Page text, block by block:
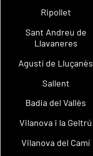
Ripollet
Sant Andreu de
Llavaneres
Agustí de Lluçanès
Sallent
Badia del Vallès
Vilanova i la Geltrú
Vilanova del Camí